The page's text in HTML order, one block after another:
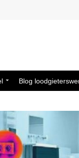
Blog